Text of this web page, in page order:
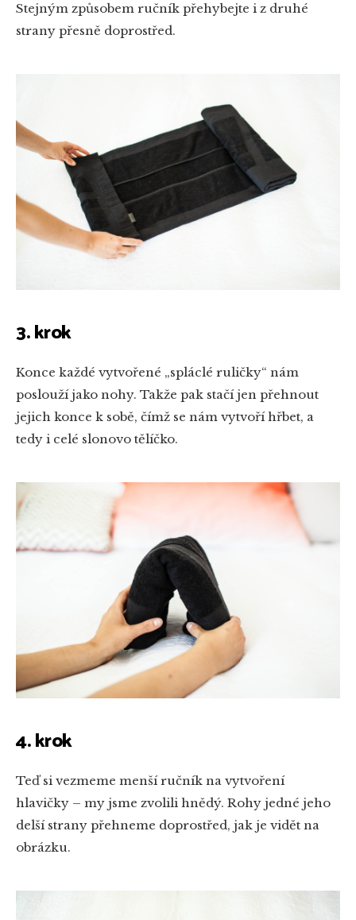
Stejným způsobem ručník přehybejte i z druhé
strany přesně doprostřed.
3. krok
Konce každé vytvořené „spláclé ruličky“ nám
poslouží jako nohy. Takže pak stačí jen přehnout
jejich konce k sobě, čímž se nám vytvoří hřbet, a
tedy i celé slonovo tělíčko.
4. krok
Teď si vezmeme menší ručník na vytvoření
hlavičky – my jsme zvolili hnědý. Rohy jedné jeho
delší strany přehneme doprostřed, jak je vidět na
obrázku.